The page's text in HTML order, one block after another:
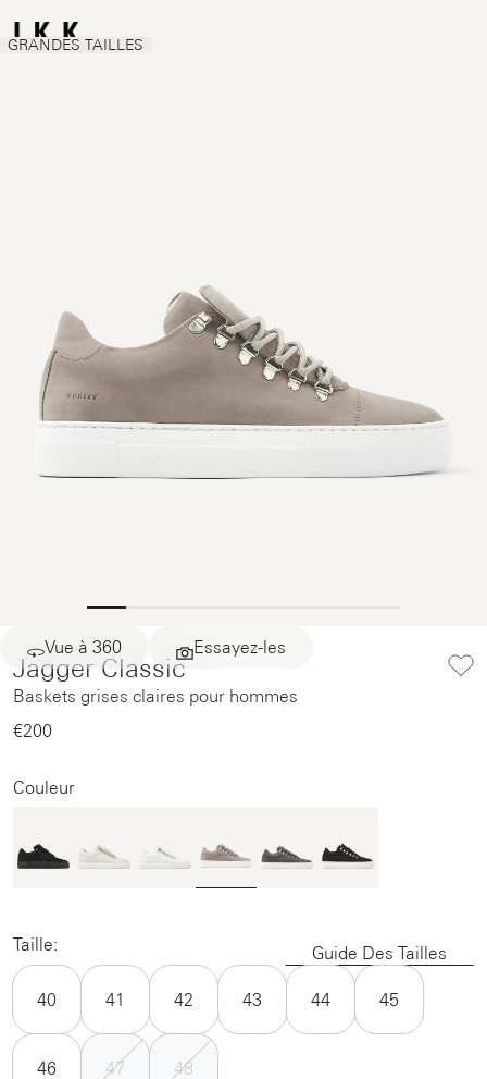
Vue à 360 Essayez-les
GRANDES TAILLES
Jagger Classic
Baskets grises claires pour hommes
€200‌
Couleur
Taille: Guide Des Tailles
40 41 42 43 44 45
46 47 48